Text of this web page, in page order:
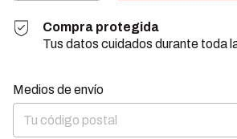
Compra protegida
Tus datos cuidados durante toda
Entregas para el CP:
Medios de envío